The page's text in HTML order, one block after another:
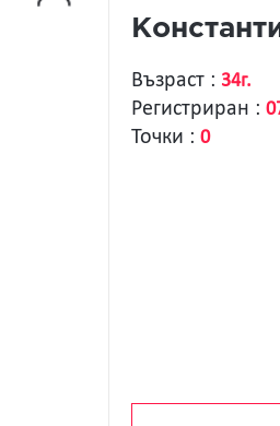
Възраст : 34г.
Регистриран :
Точки : 0